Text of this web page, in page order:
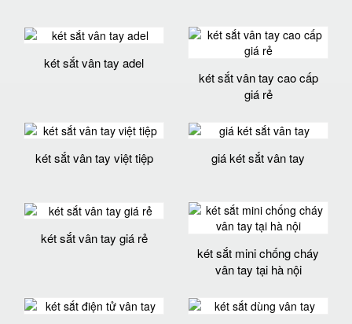
két sắt vân tay adel
két sắt vân tay cao cấp
giá rẻ
két sắt vân tay việt tiệp giá két sắt vân tay
két sắt vân tay giá rẻ
két sắt mini chống cháy
vân tay tại hà nội